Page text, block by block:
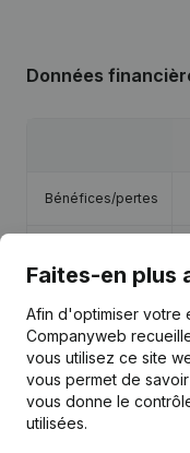
Données
Bénéfices/pertes
Marge brute
Personnel
Faites-en plus
Afin d'optimiser votre
Companyweb
vous utilisez ce site
vous permet de
vous donne le
utilisées.